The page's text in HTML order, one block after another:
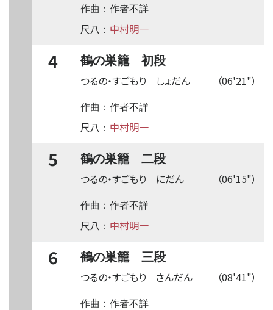
作曲：作者不詳
尺八 ： 中村明一
4 鶴の巣籠 初段
（06'21"）
つるの・すごもり しょだん
作曲：作者不詳
尺八 ： 中村明一
5 鶴の巣籠 二段
（06'15"）
つるの・すごもり にだん
作曲：作者不詳
尺八 ： 中村明一
6 鶴の巣籠 三段
（08'41"）
つるの・すごもり さんだん
作曲：作者不詳